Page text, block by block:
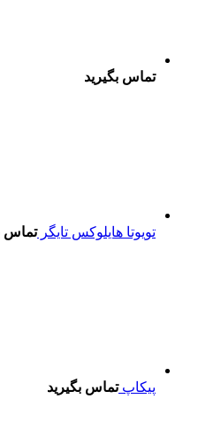
تماس بگیرید
تویوتا هایلوکس تایگرتماس
پیکاپتماس بگیرید